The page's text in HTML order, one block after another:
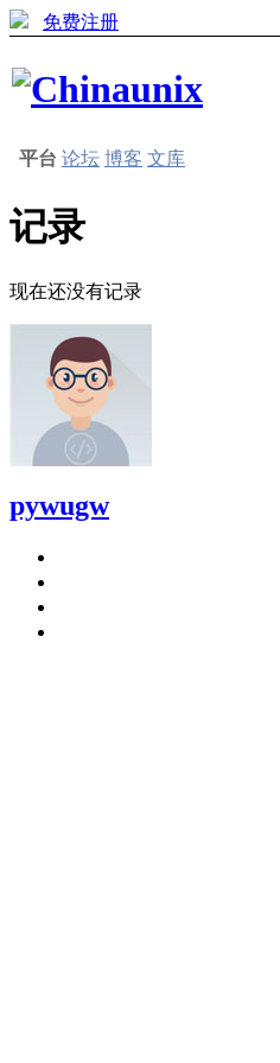
免费注册
平台 论坛 博客 文库
记录
现在还没有记录
pywugw